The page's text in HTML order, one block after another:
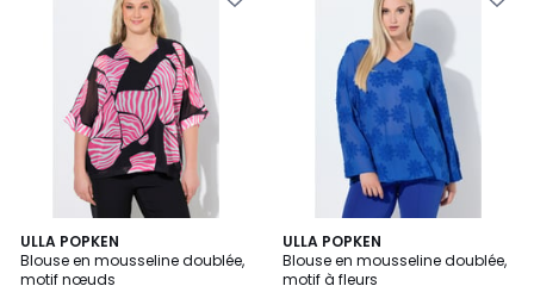
ULLA POPKEN
Blouse en mousseline doublée,
motif nœuds
ULLA POPKEN
Blouse en mousseline doublée,
motif à fleurs
5
/
5